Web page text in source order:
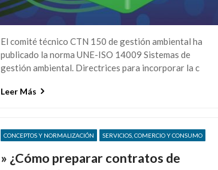
El comité técnico CTN 150 de gestión ambiental ha
publicado la norma UNE-ISO 14009 Sistemas de
gestión ambiental. Directrices para incorporar la c
Leer Más
CONCEPTOS Y NORMALIZACIÓN SERVICIOS, COMERCIO Y CONSUMO
» ¿Cómo preparar contratos de